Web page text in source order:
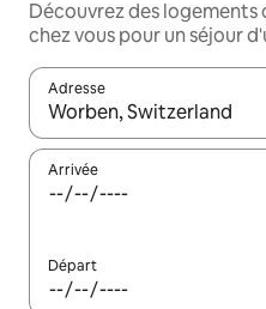
Découvrez des logements
chez vous pour un séjour
Adresse
Lorsque les résultats
Arrivée
Départ